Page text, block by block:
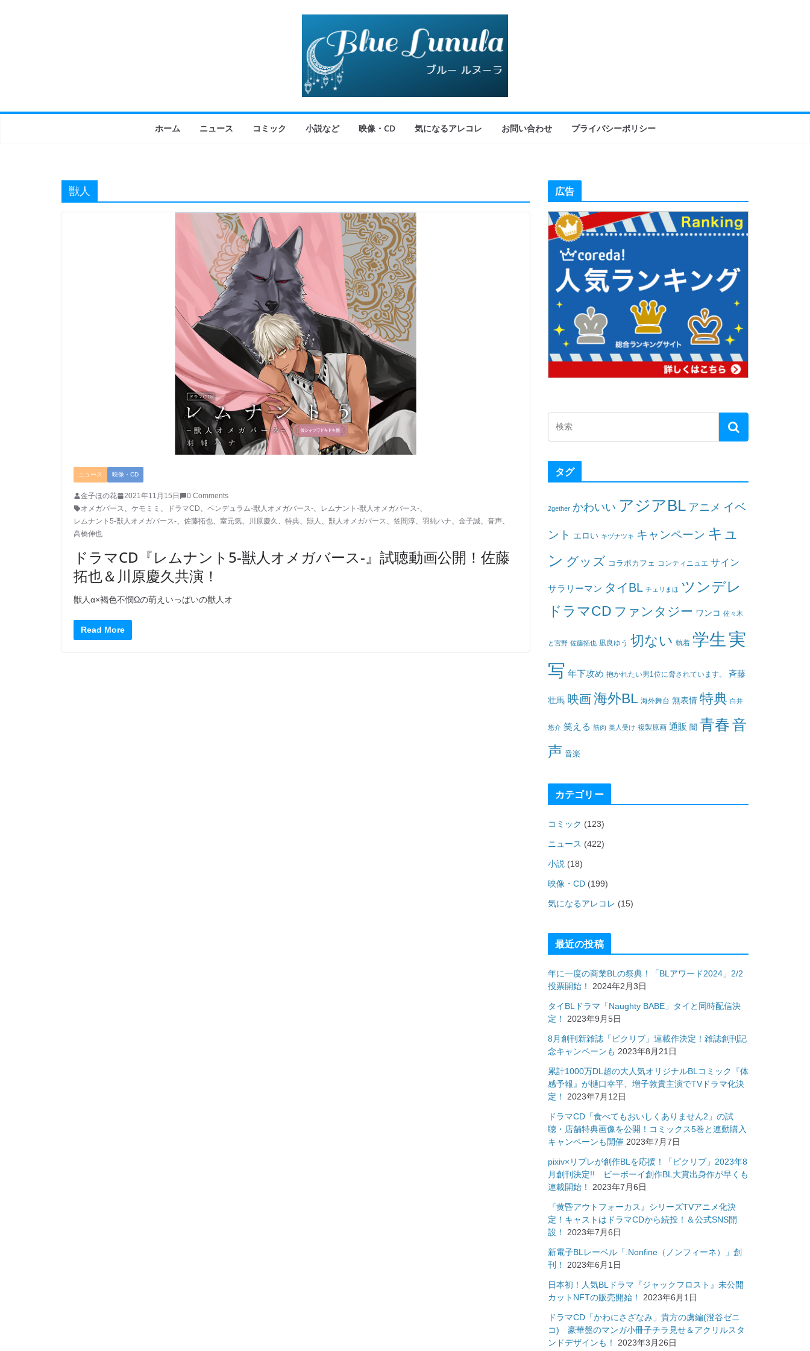
ホーム ニュース コミック 小説など 映像・CD 気になるアレコレ お問い合わせ プライバシーポリシー
獣人
ニュース 映像・CD
金子ほの花 2021年11月15日
0 Comments
オメガバース、 ケモミミ 、 ドラマCD、 ペンデュラム-獣人オメガバース-、 レムナント-獣人オメガバース-、
レムナント5-獣人オメガバース-、 佐藤拓也、 室元気、 川原慶久 、 特典、 獣人 、 獣人オメガバース、 笠間淳、 羽純ハナ、 金子誠、 音声、
高橋伸也
ドラマCD『レムナント5-獣人オメガバース-』試聴動画公開！佐藤
拓也＆川原慶久共演！
獣人α×褐色不憫Ωの萌えいっぱいの獣人オ
Read More
広告
タグ
2gether かわいい アジアBL アニメ イベ
ント エロい キヅナツキ キャンペーン キュ
ン グッズ コラボカフェ コンティニュエ サイン
サラリーマン タイBL チェリまほ ツンデレ
ドラマCD ファンタジー ワンコ 佐々木
と宮野 佐藤拓也 凪良ゆう 切ない 執着 学生 実
写 年下攻め 抱かれたい男1位に脅されています。 斉藤
壮馬 映画海外BL 海外舞台 無表情 特典 白井
悠介 笑える 筋肉 美人受け 複製原画 通販 闇 青春音
声 音楽
カテゴリー
コミック (123)
ニュース (422)
小説 (18)
映像・CD (199)
気になるアレコレ (15)
最近の投稿
年に一度の商業BLの祭典！「BLアワード2024」2/2
投票開始！
2024年2月3日
タイBLドラマ「Naughty BABE」タイと同時配信決
定！
2023年9月5日
8月創刊新雑誌「ピクリブ」連載作決定！雑誌創刊記
念キャンペーンも 2023年8月21日
累計1000万DL超の大人気オリジナルBLコミック『体
感予報』が樋口幸平、増子敦貴主演でTVドラマ化決
定！
2023年7月12日
ドラマCD「食べてもおいしくありません2」の試
聴・店舗特典画像を公開！コミックス5巻と連動購入
キャンペーンも開催 2023年7月7日
pixiv×リブレが創作BLを応援！「ピクリブ」2023年8
月創刊決定!! ビーボーイ創作BL大賞出身作が早くも
連載開始！
2023年7月6日
『黄昏アウトフォーカス』シリーズTVアニメ化決
定！キャストはドラマCDから続投！＆公式SNS開
設！
2023年7月6日
新電子BLレーベル「.Nonfine（ノンフィーネ）」創
刊！
2023年6月1日
日本初！人気BLドラマ『ジャックフロスト』未公開
カットNFTの販売開始！
2023年6月1日
ドラマCD「かわにさざなみ」貴方の虜編(澄谷ゼニ
コ) 豪華盤のマンガ小冊子チラ見せ＆アクリルスタ
ンドデザインも！
2023年3月26日